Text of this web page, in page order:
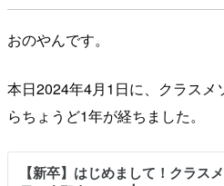
おのやんです。
本日2024年4月1日に、クラス
らちょうど1年が経ちました。